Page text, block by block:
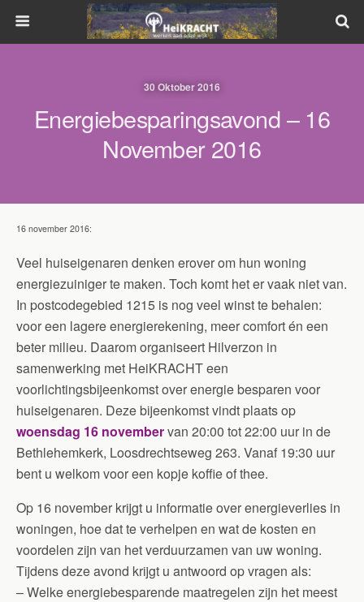
30 Oktober 2016
Energiebesparingsavond – 16
November 2016
16 november 2016:
Veel huiseigenaren denken erover om hun woning
energiezuiniger te maken. Toch komt het er vaak niet van.
In postcodegebied 1215 is nog veel winst te behalen:
voor een lagere energierekening, meer comfort én een
beter milieu. Daarom organiseert Hilverzon in
samenwerking met HeiKRACHT een
voorlichtingsbijeenkomst over energie besparen voor
huiseigenaren. Deze bijeenkomst vindt plaats op
woensdag 16 novembervan 20:00 tot 22:00 uur in de
Bethlehemkerk, Loosdrechtseweg 263. Vanaf 19:30 uur
bent u welkom voor een kopje koffie of thee.
Op 16 november krijgt u informatie over energieverlies in
woningen, hoe dat te verhelpen en wat de kosten en
voordelen zijn van het verduurzamen van uw woning.
Tijdens deze avond krijgt u antwoord op vragen als:
– Welke energiebesparende maatregelen zijn het meest